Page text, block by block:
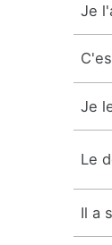
Je
Je
Le
Il a